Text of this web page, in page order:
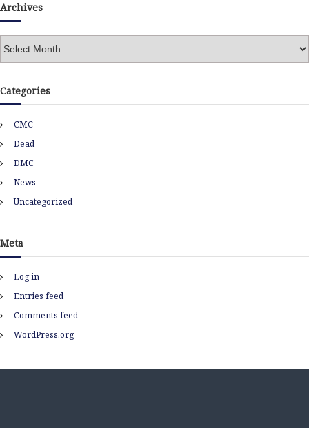
Archives
h
e
s
Categories
CMC
Dead
DMC
News
Uncategorized
Meta
Log in
Entries feed
Comments feed
WordPress.org